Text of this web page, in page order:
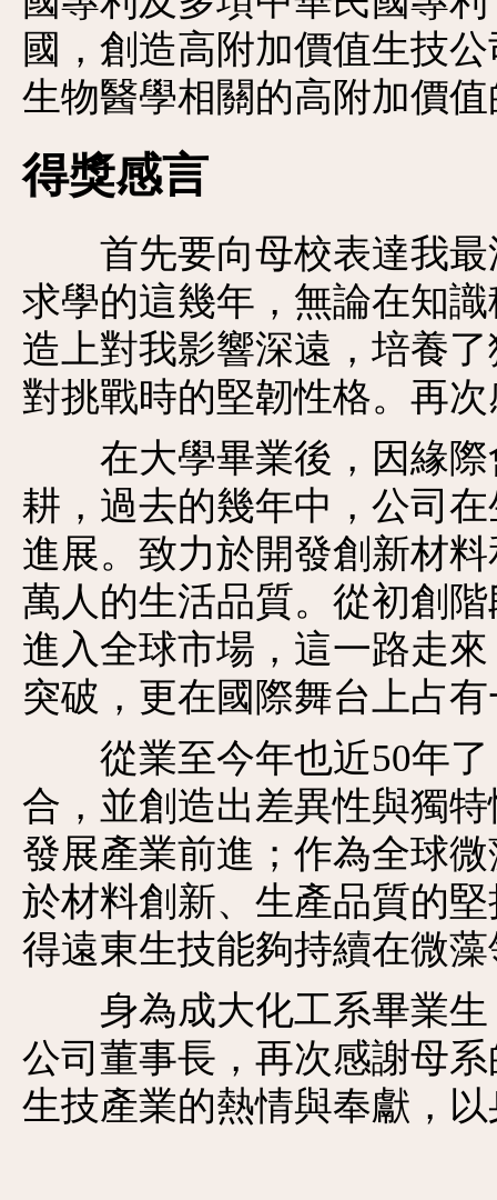
國，創造高附加價值生技
生物醫學相關的高附加價
得獎感言
首先要向母校表達我最
求學的這幾年，無論在知
造上對我影響深遠，培養
對挑戰時的堅韌性格。再
在大學畢業後，因緣際
耕，過去的幾年中，公司
進展。致力於開發創新材
萬人的生活品質。從初創
進入全球市場，這一路走
突破，更在國際舞台上占
從業至今年也近50年了
合，並創造出差異性與獨
發展產業前進；作為全球
於材料創新、生產品質的
得遠東生技能夠持續在微
身為成大化工系畢業生
公司董事長，再次感謝母
生技產業的熱情與奉獻，